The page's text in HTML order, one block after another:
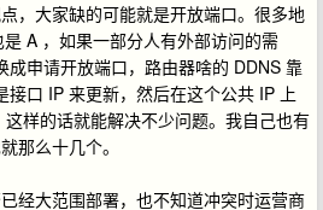
，大家缺的可能就是开放端口。很多地
A ，如果一部分人有外部访问的需
成申请开放端口，路由器啥的 DDNS 靠
接口 IP 来更新，然后在这个公共 IP 上
样的话就能解决不少问题。我自己也有
那么十几个。
经大范围部署，也不知道冲突时运营商